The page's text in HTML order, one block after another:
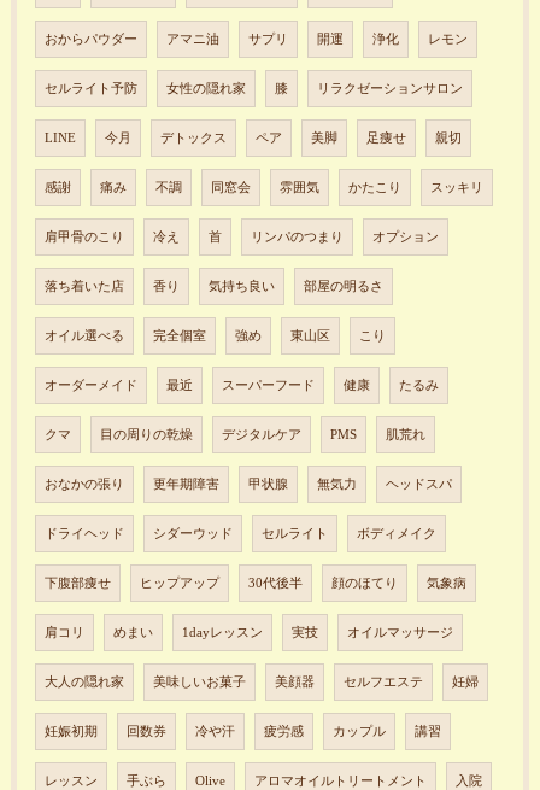
おからパウダー アマニ油 サプリ 開運 浄化 レモン
セルライト予防 女性の隠れ家 膝 リラクゼーションサロン
LINE 今月 デトックス ペア 美脚 足痩せ 親切
感謝 痛み 不調 同窓会 雰囲気 かたこり スッキリ
肩甲骨のこり 冷え 首 リンパのつまり オプション
落ち着いた店 香り 気持ち良い 部屋の明るさ
オイル選べる 完全個室 強め 東山区 こり
オーダーメイド 最近 スーパーフード 健康 たるみ
クマ 目の周りの乾燥 デジタルケア PMS 肌荒れ
おなかの張り 更年期障害 甲状腺 無気力 ヘッドスパ
ドライヘッド シダーウッド セルライト ボディメイク
下腹部痩せ ヒップアップ 30代後半 顔のほてり 気象病
肩コリ めまい 1dayレッスン 実技 オイルマッサージ
大人の隠れ家 美味しいお菓子 美顔器 セルフエステ 妊婦
妊娠初期 回数券 冷や汗 疲労感 カップル 講習
レッスン 手ぶら Olive アロマオイルトリートメント 入院